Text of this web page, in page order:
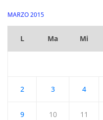
MARZO 2015
L Ma Mi
2 3 4
9 10 11